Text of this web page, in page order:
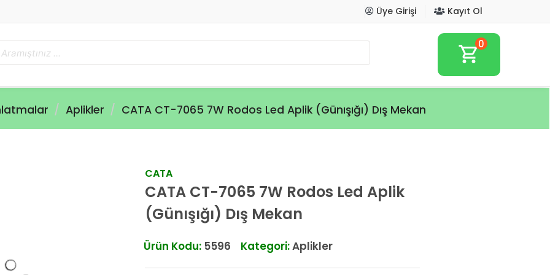
Üye Girişi Kayıt Ol
shopping_cart0
Aplikler CATA CT-7065 7W Rodos Led Aplik (Günışığı) Dış Mekan
CATA
CATA CT-7065 7W Rodos Led Aplik
(Günışığı) Dış Mekan
Ürün Kodu: 5596 Kategori:Aplikler